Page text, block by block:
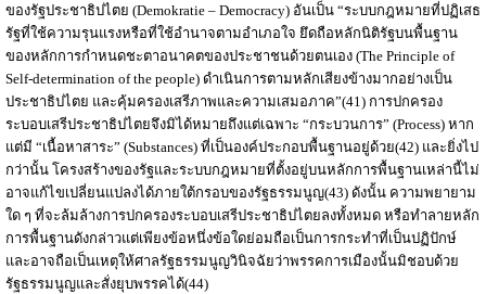
ของรัฐประชาธิปไตย (Demokratie – Democracy) อันเป็น “ระบบกฎหมายที่ปฏิเสธ
รัฐที่ใช้ความรุนแรงหรือที่ใช้อำนาจตามอำเภอใจ ยึดถือหลักนิติรัฐบนพื้นฐาน
ของหลักการกำหนดชะตาอนาคตของประชาชนด้วยตนเอง (The Principle of
Self-determination of the people) ดำเนินการตามหลักเสียงข้างมากอย่างเป็น
ประชาธิปไตย และคุ้มครองเสรีภาพและความเสมอภาค”(41) การปกครอง
ระบอบเสรีประชาธิปไตยจึงมิได้หมายถึงแต่เฉพาะ “กระบวนการ” (Process) หาก
แต่มี “เนื้อหาสาระ” (Substances) ที่เป็นองค์ประกอบพื้นฐานอยู่ด้วย(42) และยิ่งไป
กว่านั้น โครงสร้างของรัฐและระบบกฎหมายที่ตั้งอยู่บนหลักการพื้นฐานเหล่านี้ไม่
อาจแก้ไขเปลี่ยนแปลงได้ภายใต้กรอบของรัฐธรรมนูญ(43) ดังนั้น ความพยายาม
ใด ๆ ที่จะล้มล้างการปกครองระบอบเสรีประชาธิปไตยลงทั้งหมด หรือทำลายหลัก
การพื้นฐานดังกล่าวแต่เพียงข้อหนึ่งข้อใดย่อมถือเป็นการกระทำที่เป็นปฏิปักษ์
และอาจถือเป็นเหตุให้ศาลรัฐธรรมนูญวินิจฉัยว่าพรรคการเมืองนั้นมิชอบด้วย
รัฐธรรมนูญและสั่งยุบพรรคได้(44)